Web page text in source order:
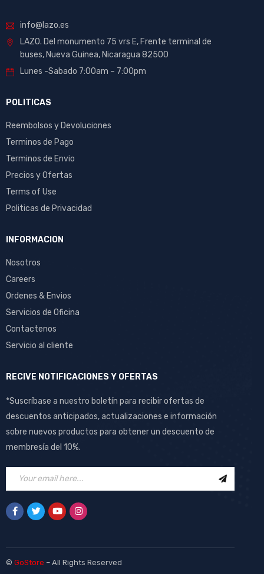
info@lazo.es
LAZO. Del monumento 75 vrs E, Frente terminal de
buses, Nueva Guinea, Nicaragua 82500
Lunes -Sabado 7:00am – 7:00pm
POLITICAS
Reembolsos y Devoluciones
Terminos de Pago
Terminos de Envio
Precios y Ofertas
Terms of Use
Politicas de Privacidad
INFORMACION
Nosotros
Careers
Ordenes & Envios
Servicios de Oficina
Contactenos
Servicio al cliente
RECIVE NOTIFICACIONES Y OFERTAS
*Suscríbase a nuestro boletín para recibir ofertas de
descuentos anticipados, actualizaciones e información
sobre nuevos productos para obtener un descuento de
membresía del 10%.
© GoStore – All Rights Reserved